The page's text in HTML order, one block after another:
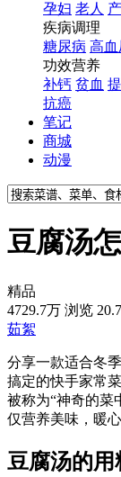
孕妇 老人
疾病调理
糖尿病 高血
功效营养
补钙 贫血
抗癌
笔记
商城
动漫
豆腐汤
精品
4729.7万 浏览
茹絮
分享一款适合冬
搞定的快手家常
被称为“神奇的菜
仅营养美味，暖心
豆腐汤的用